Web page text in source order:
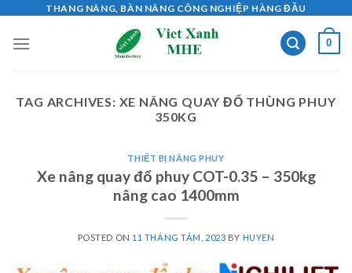
content
THANG NÂNG, BÀN NÂNG CÔNG NGHIỆP HÀNG ĐẦU
0
TAG ARCHIVES: XE NÂNG QUAY ĐỔ THÙNG PHUY
350KG
THIẾT BỊ NÂNG PHUY
Xe nâng quay đổ phuy COT-0.35 – 350kg
nâng cao 1400mm
POSTED ON 11 THÁNG TÁM, 2023 BY HUYEN